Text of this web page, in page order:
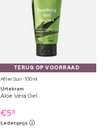
TERUG OP VOORRAAD
After Sun ⋅ 100 ml
Urtekram
Aloe Vera Gel
€5 19
Ledenprijs